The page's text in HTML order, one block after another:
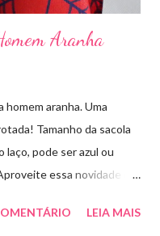
Aranha
aranha. Uma
Tamanho da sacola
laço, pode ser azul ou
essa novidade e
LEIA MAIS